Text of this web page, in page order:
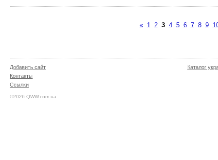
« 1 2 3 4 5 6 7 8 9
Добавить сайт
Контакты
Ссылки
©2026 QWW.com.ua
Каталог